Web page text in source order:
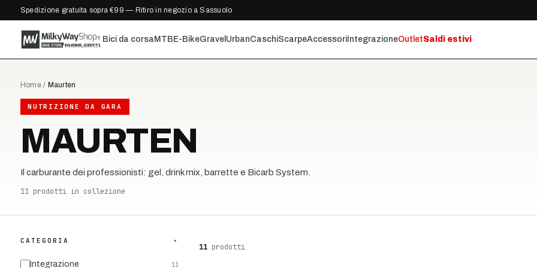
Spedizione gratuita sopra €99 — Ritiro in negozio a Sassuolo
Bici da corsa MTB E-BikeGravel UrbanCaschiScarpeAccessoriIntegrazioneOutletSaldi estivi
Home/ Maurten
NUTRIZIONE DA GARA
MAURTEN
Il carburante dei professionisti: gel, drink mix, barrette e Bicarb System.
11 prodotti in collezione
CATEGORIA ▾
Integrazione 11
11 prodotti